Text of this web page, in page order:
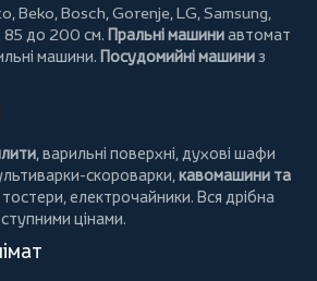
, Beko, Bosch, Gorenje, LG, Samsung,
85 до 200 см. Пральні машиниавтомат
машини. Посудомийні машиниз
, варильні поверхні, духові шафи
скороварки, кавомашини та
тостери, електрочайники. Вся дрібна
цінами.